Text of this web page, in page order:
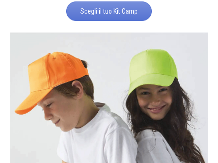
Scegli il tuo Kit Camp